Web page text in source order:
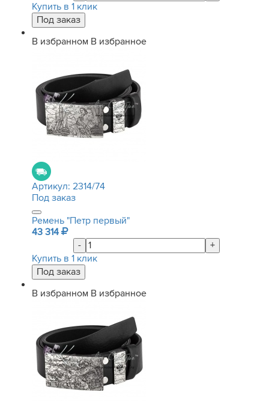
Купить в 1 клик
В избранном В избранное
Артикул: 2314/74
Под заказ
Ремень "Петр первый"
43 314
-
+
Купить в 1 клик
В избранном В избранное